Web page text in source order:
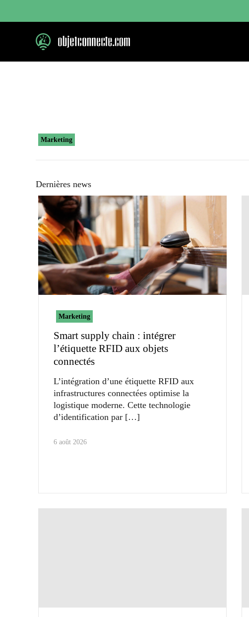
Marketing
Dernières news
Marketing
Smart supply chain : intégrer
l’étiquette RFID aux objets
connectés
L’intégration d’une étiquette RFID aux
infrastructures connectées optimise la
logistique moderne. Cette technologie
d’identification par
6 août 2026